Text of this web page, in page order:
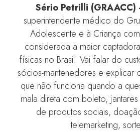
Sério Petrilli (GRAACC)
superintendente médico do
Adolescente e à Criança
considerada a maior
físicas no Brasil. Vai falar do
sócios-mantenedores e explicar
que não funciona quando a
mala direta com boleto,
de produtos sociais,
telemarketing,